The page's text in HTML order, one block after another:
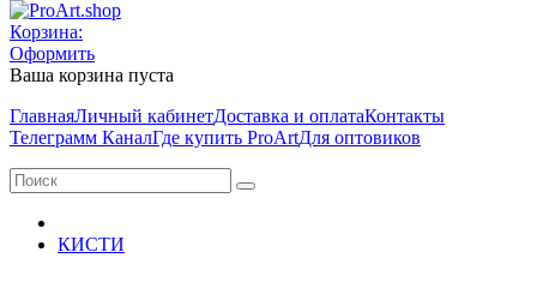
Корзина:
Оформить
Ваша корзина пуста
ГлавнаяЛичный кабинетДоставка и оплатаКонтакты
Телеграмм КаналГде купить ProArtДля оптовиков
КИСТИ